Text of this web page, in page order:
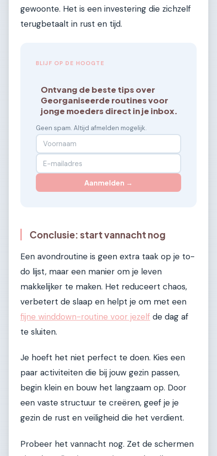
gewoonte. Het is een investering die zichzelf
terugbetaalt in rust en tijd.
BLIJF OP DE HOOGTE
Ontvang de beste tips over
Georganiseerde routines voor
jonge moeders direct in je inbox.
Geen spam. Altijd afmelden mogelijk.
Aanmelden →
Conclusie: start vannacht nog
Een avondroutine is geen extra taak op je to-
do lijst, maar een manier om je leven
makkelijker te maken. Het reduceert chaos,
verbetert de slaap en helpt je om met een
fijne winddown-routine voor jezelf de dag af
te sluiten.
Je hoeft het niet perfect te doen. Kies een
paar activiteiten die bij jouw gezin passen,
begin klein en bouw het langzaam op. Door
een vaste structuur te creëren, geef je je
gezin de rust en veiligheid die het verdient.
Probeer het vannacht nog. Zet de schermen